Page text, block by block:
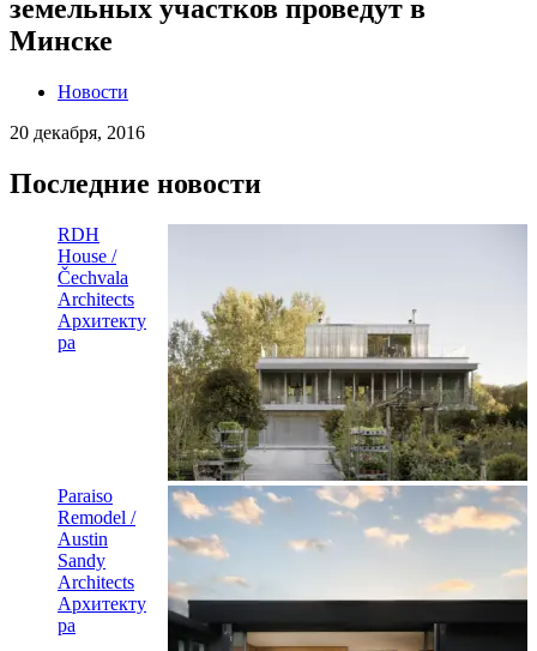
земельных участков проведут в
Минске
Новости
20 декабря, 2016
Последние новости
RDH
House /
Čechvala
Architects
Архитекту
ра
Paraiso
Remodel /
Austin
Sandy
Architects
Архитекту
ра